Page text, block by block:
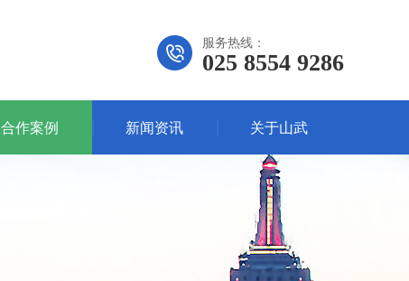
服务热线：
025 8554 9286
合作案例 新闻资讯 关于山武